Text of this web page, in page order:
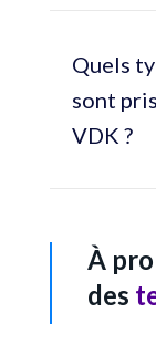
Quels
sont
VDK ?
À
des